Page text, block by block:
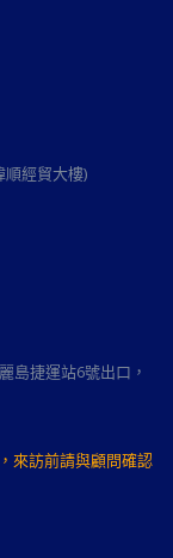
順經貿大樓)
島捷運站6號出口，
來訪前請與顧問確認